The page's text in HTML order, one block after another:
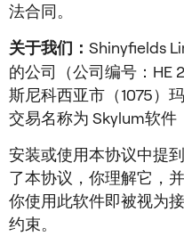
法合同。
关于我们： Shinyfields
的公司（公司编号：HE
斯尼科西亚市（1075）
交易名称为 Skylum软件
安装或使用本协议中提
了本协议，你理解它，
你使用此软件即被视为
约束。